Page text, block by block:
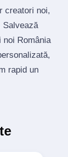
creatori noi,
Salvează
noi România
rapid un